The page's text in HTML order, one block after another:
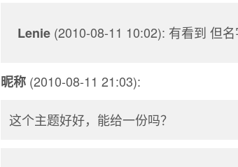
Lenie (2010-08-11 10:02): 有看到 但
昵称 (2010-08-11 21:03):
这个主题好好，能给一份吗？